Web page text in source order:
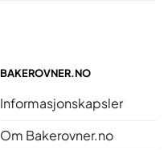
BAKEROVNER.NO
Informasjonskapsler
Om Bakerovner.no